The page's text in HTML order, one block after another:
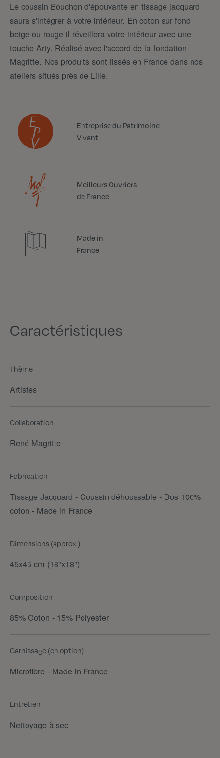
Le coussin Bouchon d'épouvante en tissage jacquard
saura s'intégrer à votre intérieur. En coton sur fond
beige ou rouge il réveillera votre intérieur avec une
touche Arty. Réalisé avec l'accord de la fondation
Magritte. Nos produits sont tissés en France dans nos
ateliers situés près de Lille.
Entreprise du Patrimoine
Vivant
Meilleurs Ouvriers
de France
Made in
France
Caractéristiques
Thème
Artistes
Collaboration
René Magritte
Fabrication
Tissage Jacquard - Coussin déhoussable - Dos 100%
coton - Made in France
Dimensions (approx.)
45x45 cm (18"x18")
Composition
85% Coton - 15% Polyester
Garnissage (en option)
Microfibre - Made in France
Entretien
Nettoyage à sec